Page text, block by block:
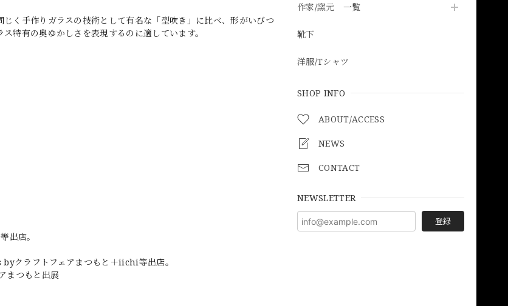
作家/窯元 一覧
靴下
洋服/Tシャツ
SHOP INFO
ABOUT/ACCESS
NEWS
CONTACT
NEWSLETTER
登録
く手作りガラスの技術として有名な「型吹き」に比べ、形がいびつ
特有の奥ゆかしさを表現するのに適しています。
出店。
クラフトフェアまつもと＋iichi等出店。
まつもと出展